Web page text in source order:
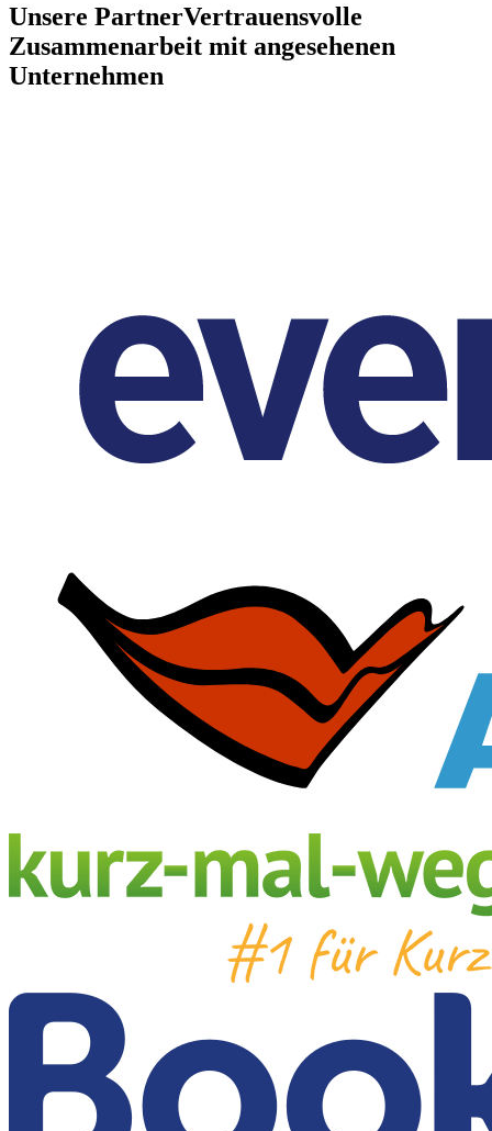
Unsere PartnerVertrauensvolle
Zusammenarbeit mit angesehenen
Unternehmen